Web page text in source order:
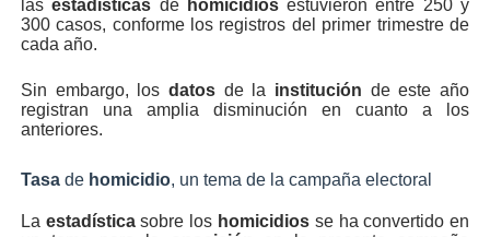
lasestadísticas de homicidiosestuvieron entre 250 y
300 casos, conforme los registros del primer trimestre de
cada año.
Sin embargo, los datosde la institución de este año
registran una amplia disminución en cuanto a los
anteriores.
Tasade homicidio, un tema de la campaña electoral
La estadísticasobre los homicidios se ha convertido en